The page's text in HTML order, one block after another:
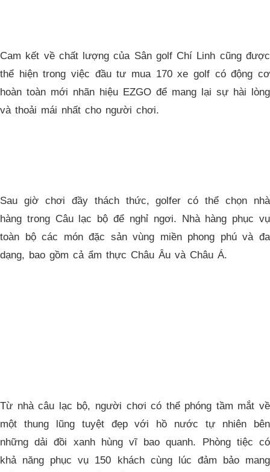
Cam kết về chất lượng của Sân golf Chí Linh cũng được
thể hiện trong việc đầu tư mua 170 xe golf có động cơ
hoàn toàn mới nhãn hiệu EZGO để mang lại sự hài lòng
và thoải mái nhất cho người chơi.
Sau giờ chơi đầy thách thức, golfer có thể chọn nhà
hàng trong Câu lạc bộ để nghỉ ngơi. Nhà hàng phục vụ
toàn bộ các món đặc sản vùng miền phong phú và đa
dạng, bao gồm cả ẩm thực Châu Âu và Châu Á.
Từ nhà câu lạc bộ, người chơi có thể phóng tầm mắt về
một thung lũng tuyệt đẹp với hồ nước tự nhiên bên
những dải đồi xanh hùng vĩ bao quanh. Phòng tiệc có
khả năng phục vụ 150 khách cùng lúc đảm bảo mang